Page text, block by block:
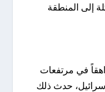
إلى المنطقة
توتراً منذ مقتل 12 مراهقاً في مرتفعات
حدث ذلك